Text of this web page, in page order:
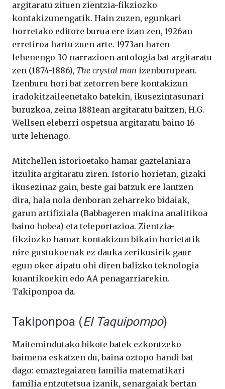
argitaratu zituen zientzia-fikziozko
kontakizunengatik. Hain zuzen, egunkari
horretako editore burua ere izan zen, 1926an
erretiroa hartu zuen arte. 1973an haren
lehenengo 30 narrazioen antologia bat argitaratu
zen (1874-1886), The crystal man izenburupean.
Izenburu hori bat zetorren bere kontakizun
iradokitzaileenetako batekin, ikusezintasunari
buruzkoa, zeina 1881ean argitaratu baitzen, H.G.
Wellsen eleberri ospetsua argitaratu baino 16
urte lehenago.
Mitchellen istorioetako hamar gaztelaniara
itzulita argitaratu ziren. Istorio horietan, gizaki
ikusezinaz gain, beste gai batzuk ere lantzen
dira, hala nola denboran zeharreko bidaiak,
garun artifiziala (Babbageren makina analitikoa
baino hobea) eta teleportazioa. Zientzia-
fikziozko hamar kontakizun bikain horietatik
nire gustukoenak ez dauka zerikusirik gaur
egun oker aipatu ohi diren balizko teknologia
kuantikoekin edo AA penagarriarekin.
Takiponpoa da.
Takiponpoa (El Taquipompo)
Maitemindutako bikote batek ezkontzeko
baimena eskatzen du, baina oztopo handi bat
dago: emaztegaiaren familia matematikari
familia entzutetsua izanik, senargaiak bertan